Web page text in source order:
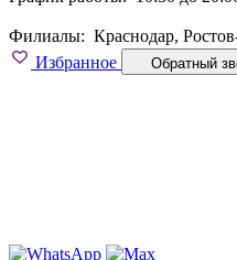
Филиалы: Краснодар,
Избранное
Обратный